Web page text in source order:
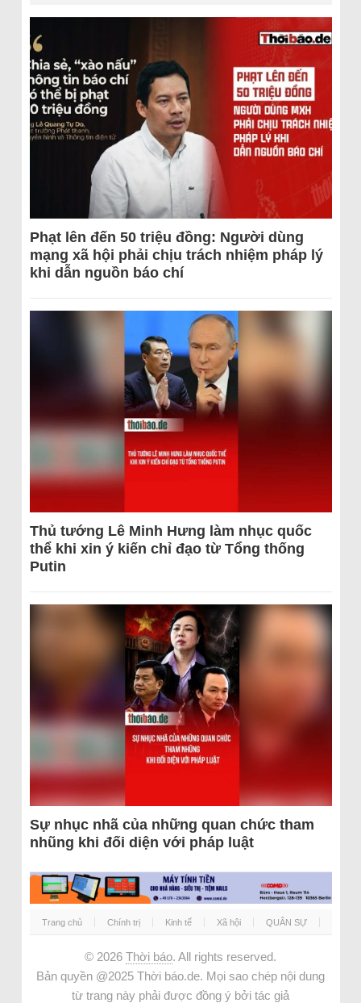
Phạt lên đến 50 triệu đồng: Người dùng
mạng xã hội phải chịu trách nhiệm pháp lý
khi dẫn nguồn báo chí
Thủ tướng Lê Minh Hưng làm nhục quốc
thể khi xin ý kiến chỉ đạo từ Tổng thống
Putin
Sự nhục nhã của những quan chức tham
nhũng khi đối diện với pháp luật
Trang chủ Chính trị Kinh tế Xã hội QUÂN SỰ
© 2026 Thời báo. All rights reserved.
Bản quyền @2025 Thời báo.de. Mọi sao chép nội dung
từ trang này phải được đồng ý bởi tác giả